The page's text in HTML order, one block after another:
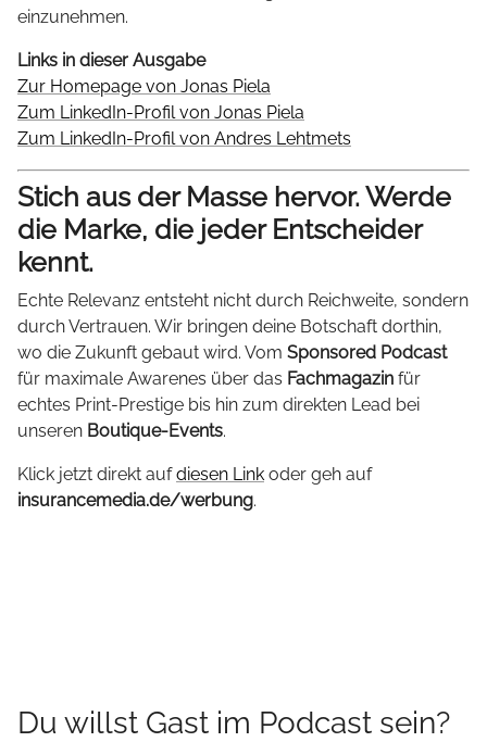
einzunehmen.
Links in dieser Ausgabe
Zur Homepage von Jonas Piela
Zum LinkedIn-Profil von Jonas Piela
Zum LinkedIn-Profil von Andres Lehtmets
Stich aus der Masse hervor. Werde
die Marke, die jeder Entscheider
kennt.
Echte Relevanz entsteht nicht durch Reichweite, sondern
durch Vertrauen. Wir bringen deine Botschaft dorthin,
wo die Zukunft gebaut wird. Vom Sponsored Podcast
für maximale Awarenes über das Fachmagazin für
echtes Print-Prestige bis hin zum direkten Lead bei
unseren Boutique-Events.
Klick jetzt direkt aufdiesen Link oder geh auf
insurancemedia.de/werbung.
Du willst Gast im Podcast sein?